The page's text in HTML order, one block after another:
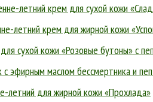
летний крем для сухой кожи
летний крем для жирной кожи
сухой кожи «Розовые бутоны» с
эфирным маслом бессмертника и
летний для жирной кожи «Прохлада»